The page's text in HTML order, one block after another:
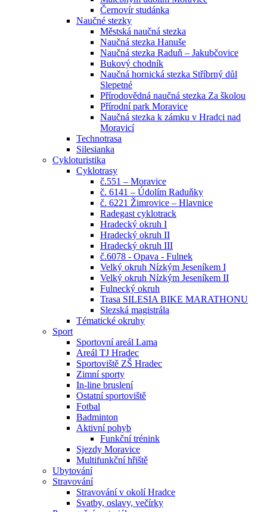
Černovír studánka
Naučné stezky
Městská naučná stezka
Naučná stezka Hanuše
Naučná stezka Raduň – Jakubčovice
Bukový chodník
Naučná hornická stezka Stříbrný důl
Slepetné
Přírodovědná naučná stezka Za školou
Přírodní park Moravice
Naučná stezka k zámku v Hradci nad
Moravicí
Technotrasa
Silesianka
Cykloturistika
Cyklotrasy
č.551 – Moravice
č. 6141 – Údolím Raduňky
č. 6221 Žimrovice – Hlavnice
Radegast cyklotrack
Hradecký okruh I
Hradecký okruh II
Hradecký okruh III
č.6078 - Opava - Fulnek
Velký okruh Nízkým Jeseníkem I
Velký okruh Nízkým Jeseníkem II
Fulnecký okruh
Trasa SILESIA BIKE MARATHONU
Slezská magistrála
Tématické okruhy
Sport
Sportovní areál Lama
Areál TJ Hradec
Sportoviště ZŠ Hradec
Zimní sporty
In-line bruslení
Ostatní sportoviště
Fotbal
Badminton
Aktivní pohyb
Funkční trénink
Sjezdy Moravice
Multifunkční hřiště
Ubytování
Stravování
Stravování v okolí Hradce
Svatby, oslavy, večírky